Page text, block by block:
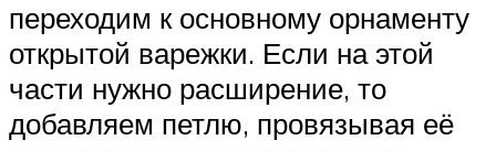
переходим к основному орнаменту
открытой варежки. Если на этой
части нужно расширение, то
добавляем петлю, провязывая её